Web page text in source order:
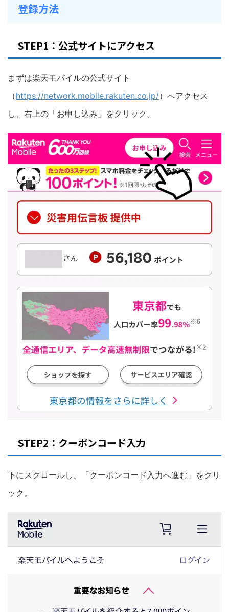
登録方法
STEP1：公式サイトにアクセス
まずは楽天モバイルの公式サイト
（https://network.mobile.rakuten.co.jp/）へアクセス
し、右上の「お申し込み」をクリック。
STEP2：クーポンコード入力
下にスクロールし、「クーポンコード入力へ進む」をクリ
ック。